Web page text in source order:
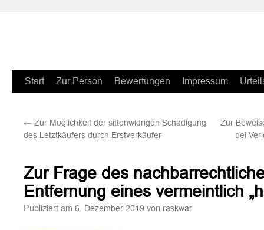
Zum
springen
Start Zur Person Bewertungen Impressum
← Zur Möglichkeit der sittenwidrigen Schädigung
des Letztkäufers durch Erstverkäufer
Zur
bei
Zur Frage des
Entfernung eines vermeintlich
Publiziert am 6. Dezember 2019 von raskwar